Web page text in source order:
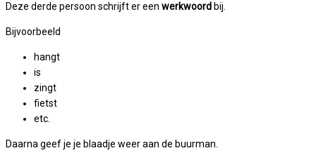
Deze derde persoon schrijft er een werkwoord bij.
Bijvoorbeeld
hangt
is
zingt
fietst
etc.
Daarna geef je je blaadje weer aan de buurman.